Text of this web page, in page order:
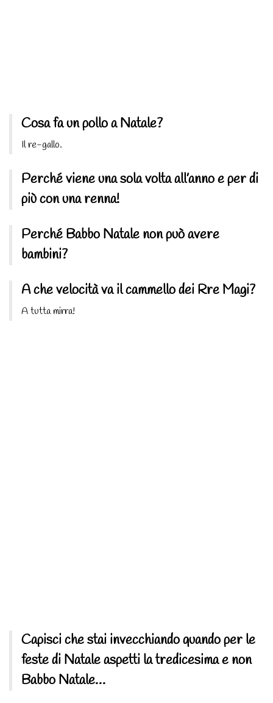
Cosa fa un pollo a Natale?
Il re-gallo.
Perché viene una sola volta all’anno e per di
più con una renna!
Perché Babbo Natale non può avere
bambini?
A che velocità va il cammello dei Rre Magi?
A tutta mirra!
Capisci che stai invecchiando quando per le
feste di Natale aspetti la tredicesima e non
Babbo Natale…